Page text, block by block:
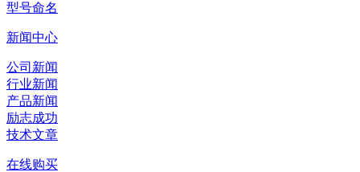
型号命名
新闻中心
公司新闻
行业新闻
产品新闻
励志成功
技术文章
在线购买